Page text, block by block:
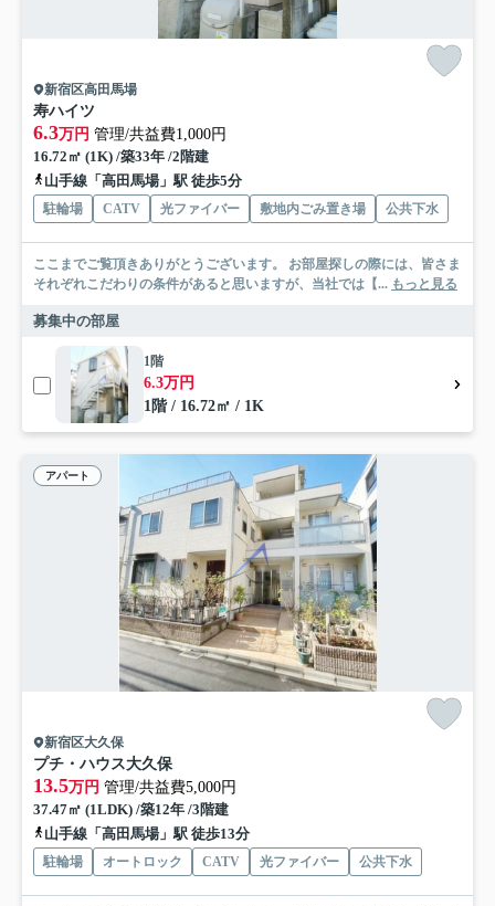
新宿区高田馬場
寿ハイツ
6.3万円 管理/共益費1,000円
16.72㎡ (1K) /築33年 /2階建
山手線「高田馬場」駅 徒歩5分
駐輪場 CATV 光ファイバー 敷地内ごみ置き場 公共下水
ここまでご覧頂きありがとうございます。 お部屋探しの際には、皆さま
それぞれこだわりの条件があると思いますが、当社では【... もっと見る
募集中の部屋
1階
6.3万円
1階 / 16.72㎡ / 1K
アパート
新宿区大久保
プチ・ハウス大久保
13.5万円 管理/共益費5,000円
37.47㎡ (1LDK) /築12年 /3階建
山手線「高田馬場」駅 徒歩13分
駐輪場 オートロック CATV 光ファイバー 公共下水